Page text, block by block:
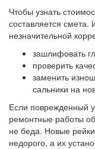
Чтобы узнать
составляется смета.
незначительной
зашлифовать
проверить
заменить
сальники на
Если поврежденный
ремонтные работы
не беда. Новые
недорого, а их